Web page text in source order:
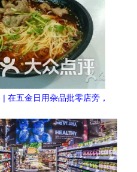
在五金日用杂品批零店旁，